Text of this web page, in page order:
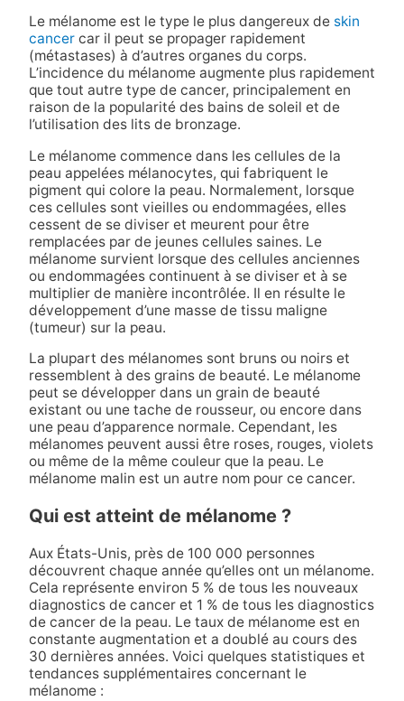
Le mélanome est le type le plus dangereux de skin
cancercar il peut se propager rapidement
(métastases) à d’autres organes du corps.
L’incidence du mélanome augmente plus rapidement
que tout autre type de cancer, principalement en
raison de la popularité des bains de soleil et de
l’utilisation des lits de bronzage.
Le mélanome commence dans les cellules de la
peau appelées mélanocytes, qui fabriquent le
pigment qui colore la peau. Normalement, lorsque
ces cellules sont vieilles ou endommagées, elles
cessent de se diviser et meurent pour être
remplacées par de jeunes cellules saines. Le
mélanome survient lorsque des cellules anciennes
ou endommagées continuent à se diviser et à se
multiplier de manière incontrôlée. Il en résulte le
développement d’une masse de tissu maligne
(tumeur) sur la peau.
La plupart des mélanomes sont bruns ou noirs et
ressemblent à des grains de beauté. Le mélanome
peut se développer dans un grain de beauté
existant ou une tache de rousseur, ou encore dans
une peau d’apparence normale. Cependant, les
mélanomes peuvent aussi être roses, rouges, violets
ou même de la même couleur que la peau. Le
mélanome malin est un autre nom pour ce cancer.
Qui est atteint de mélanome ?
Aux États-Unis, près de 100 000 personnes
découvrent chaque année qu’elles ont un mélanome.
Cela représente environ 5 % de tous les nouveaux
diagnostics de cancer et 1 % de tous les diagnostics
de cancer de la peau. Le taux de mélanome est en
constante augmentation et a doublé au cours des
30 dernières années. Voici quelques statistiques et
tendances supplémentaires concernant le
mélanome :